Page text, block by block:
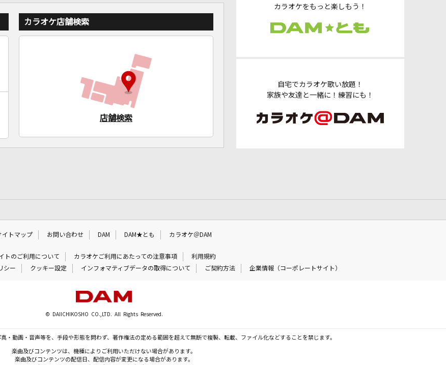
カラオケをもっと楽しもう！
自宅でカラオケ歌い放題！
家族や友達と一緒に！練習にも！
カラオケ店舗検索
店舗検索
イトマップ お問い合わせ DAM DAM★とも カラオケ＠DAM
トのご利用について カラオケご利用にあたっての注意事項
利用規約
シー クッキー設定 インフォマティブデータの取得について ご契約方法 企業情報（コーポレートサイト）
© DAIICHIKOSHO CO.,LTD. All Rights Reserved.
・動画・音声等を、手段や形態を問わず、著作権法の定める範囲を超えて無断で複製、転載、ファイル化などすることを禁じます。
楽曲及びコンテンツは、機種によりご利用いただけない場合があります。
楽曲及びコンテンツの配信日、配信内容が変更になる場合があります。